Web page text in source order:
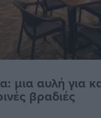
μια αυλή για
βραδιές